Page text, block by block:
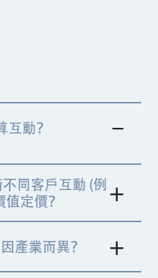
互動？
及處理的數據記錄。不
型各異。以下是三個套
動均可在套件內互換。
同客戶互動 (例
定價？
產業而異？